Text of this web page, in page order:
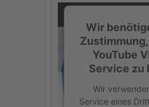
Wir
YouTube
Service zu
Wir
Service eines